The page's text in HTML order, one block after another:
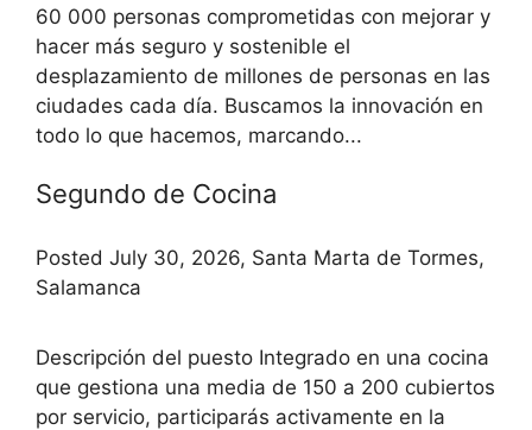
60 000 personas comprometidas con mejorar y
hacer más seguro y sostenible el
desplazamiento de millones de personas en las
ciudades cada día. Buscamos la innovación en
todo lo que hacemos, marcando...
Segundo de Cocina
Posted July 30, 2026, Santa Marta de Tormes,
Salamanca
Descripción del puesto Integrado en una cocina
que gestiona una media de 150 a 200 cubiertos
por servicio, participarás activamente en la